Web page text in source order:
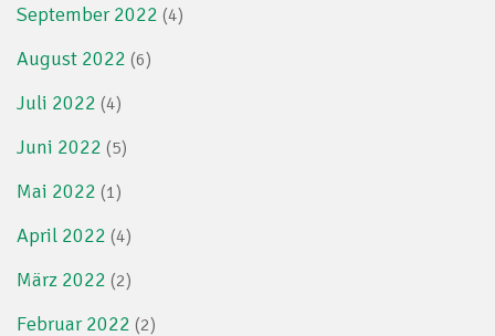
September 2022 (4)
August 2022 (6)
Juli 2022 (4)
Juni 2022 (5)
Mai 2022 (1)
April 2022 (4)
März 2022 (2)
Februar 2022 (2)